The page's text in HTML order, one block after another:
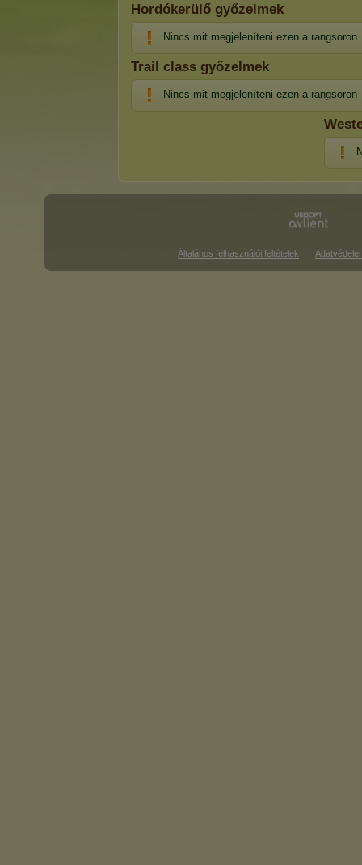
Hordókerülő győzelmek
Nincs mit megjeleníteni ezen a rangsoron
Trail class győzelmek
Nincs mit megjeleníteni ezen a rangsoron
Általános felhasználói feltételek